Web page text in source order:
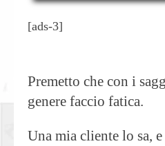
[ads-3]
Premetto che con i
genere faccio fatica.
Una mia cliente lo sa,